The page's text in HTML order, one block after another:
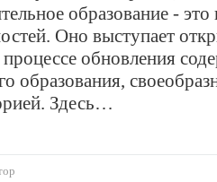
образование -
Оно выступает
обновления
образования,
Здесь…